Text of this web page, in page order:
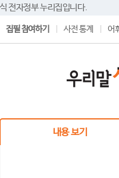
전자정부 누리집입니다.
집필 참여하기 사전 통계 어
내용 보기